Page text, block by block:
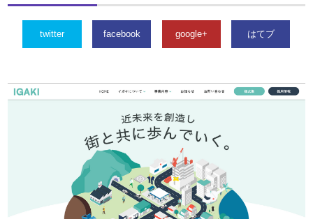
twitter facebook google+ はてブ